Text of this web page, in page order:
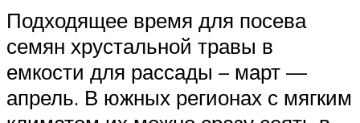
Подходящее время для посева
семян хрустальной травы в
емкости для рассады – март —
апрель. В южных регионах с мягким